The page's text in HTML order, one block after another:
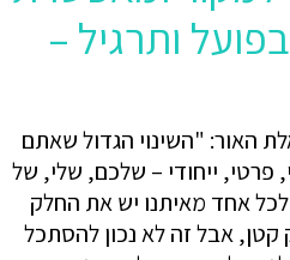
ותרגיל –
האור: "השינוי הגדול שאתם
פרטי, ייחודי – שלכם, שלי, של
אחד מאיתנו יש את החלק
אבל זה לא נכון להסתכל